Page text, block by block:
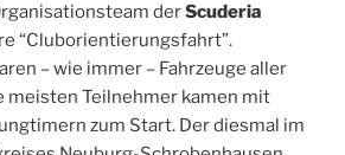
derScuderia
“Cluborientierungsfahrt”.
– wie immer – Fahrzeuge aller
meisten Teilnehmer kamen mit
zum Start. Der diesmal im